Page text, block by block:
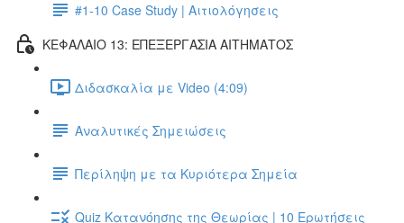
#1-10 Case Study | Αιτιολόγησεις
ΚΕΦΑΛΑΙΟ 13: ΕΠΕΞΕΡΓΑΣΙΑ ΑΙΤΗΜΑΤΟΣ
Διδασκαλία με Video (4:09)
Αναλυτικές Σημειώσεις
Περίληψη με τα Κυριότερα Σημεία
Quiz Κατανόησης της Θεωρίας | 10 Ερωτήσεις